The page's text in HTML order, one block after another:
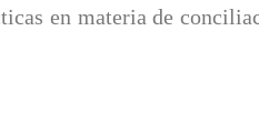
en materia de